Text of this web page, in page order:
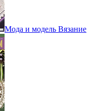
Мода и модель Вязание